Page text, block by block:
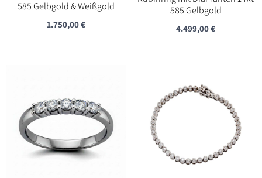
585 Gelbgold & Weißgold
1.750,00€
585 Gelbgold
4.499,00€